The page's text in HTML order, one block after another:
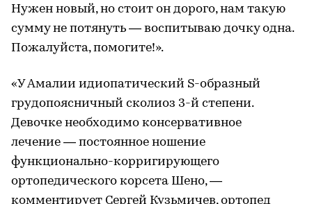
Нужен новый, но стоит он дорого, нам такую
сумму не потянуть — воспитываю дочку одна.
Пожалуйста, помогите!».
«У Амалии идиопатический S-образный
грудопоясничный сколиоз 3-й степени.
Девочке необходимо консервативное
лечение — постоянное ношение
функционально-корригирующего
ортопедического корсета Шено, —
комментирует Сергей Кузьмичев, ортопед